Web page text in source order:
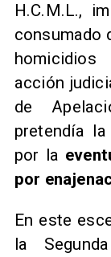
H.C.M.L.,
consumado
acción
de
pretendía
por la
por
En este
la